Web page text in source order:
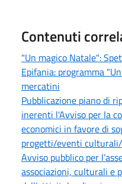
Contenuti
"Un magico Natale":
Epifania: programma
mercatini
Pubblicazione piano di
inerenti l'Avviso per la
economici in favore di
progetti/eventi
Avviso pubblico per
associazioni, culturali e